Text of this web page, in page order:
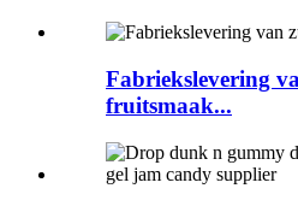
Fabriekslevering
fruitsmaak...